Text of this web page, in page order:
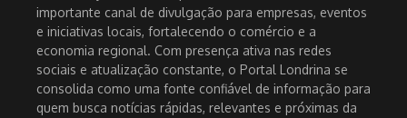
importante canal de divulgação para empresas, eventos
e iniciativas locais, fortalecendo o comércio e a
economia regional. Com presença ativa nas redes
sociais e atualização constante, o Portal Londrina se
consolida como uma fonte confiável de informação para
quem busca notícias rápidas, relevantes e próximas da